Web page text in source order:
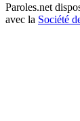
Paroles.net
avec la Société